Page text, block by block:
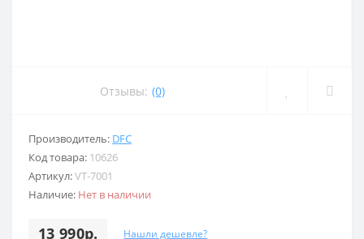
Отзывы: (0)
Производитель: DFC
Код товара: 10626
Артикул:VT-7001
Наличие: Нет в наличии
13 990р. Нашли дешевле?